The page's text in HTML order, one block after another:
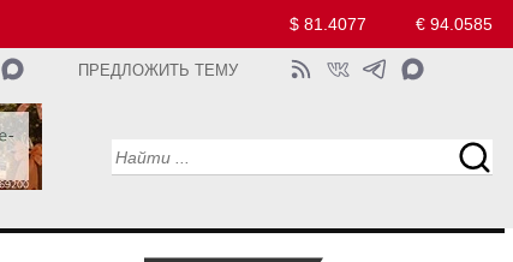
$ 81.4077 € 94.0585
ПРЕДЛОЖИТЬ ТЕМУ